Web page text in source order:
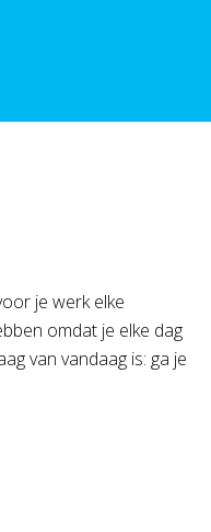
je werk elke
omdat je elke dag
van vandaag is: ga je